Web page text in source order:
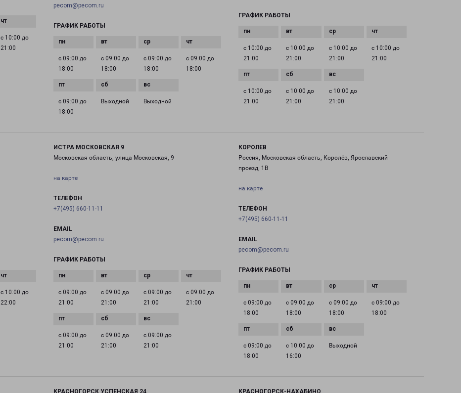
с 10:00 до
21:00
pecom@pecom.ru
ГРАФИК РАБОТЫ
с 09:00 до
18:00
с 09:00 до
18:00
с 09:00 до
18:00
с 09:00 до
18:00
с 09:00 до
18:00
Выходной Выходной
ГРАФИК РАБОТЫ
с 10:00 до
21:00
с 10:00 до
21:00
с 10:00 до
21:00
с 10:00 до
21:00
с 10:00 до
21:00
с 10:00 до
21:00
с 10:00 до
21:00
с 10:00 до
22:00
ИСТРА МОСКОВСКАЯ 9
Московская область, улица Московская, 9
на карте
ТЕЛЕФОН
+7(495) 660-11-11
EMAIL
pecom@pecom.ru
ГРАФИК РАБОТЫ
с 09:00 до
21:00
с 09:00 до
21:00
с 09:00 до
21:00
с 09:00 до
21:00
с 09:00 до
21:00
с 09:00 до
21:00
с 09:00 до
21:00
КОРОЛЕВ
Россия, Московская область, Королёв, Ярославский
проезд, 1В
на карте
ТЕЛЕФОН
+7(495) 660-11-11
EMAIL
pecom@pecom.ru
ГРАФИК РАБОТЫ
с 09:00 до
18:00
с 09:00 до
18:00
с 09:00 до
18:00
с 09:00 до
18:00
с 09:00 до
18:00
с 10:00 до
16:00
Выходной
КРАСНОГОРСК УСПЕНСКАЯ 24 КРАСНОГОРСК-НАХАБИНО